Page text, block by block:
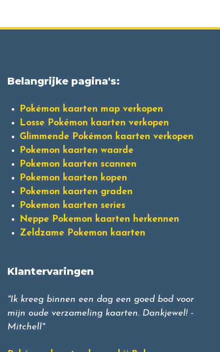
Belangrijke pagina's:
Pokémon kaarten map verkopen
Losse Pokémon kaarten verkopen
Glimmende Pokémon kaarten verkopen
Pokemon kaarten waarde
Pokemon kaarten scannen
Pokemon kaarten kopen
Pokemon kaarten graden
Pokemon kaarten series
Neppe Pokemon kaarten herkennen
Zeldzame Pokemon kaarten
Klantervaringen
"Ik kreeg binnen een dag een goed bod voor
mijn oude verzameling kaarten. Dankjewel! -
Mitchell"